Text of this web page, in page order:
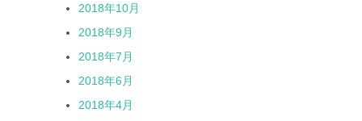
2018年10月
2018年9月
2018年7月
2018年6月
2018年4月